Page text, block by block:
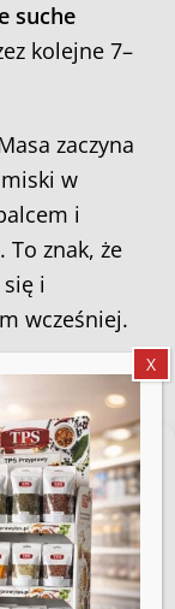
takich jak
do informacji o
dane,
identyfikatory na
może
suche
kolejne 7–
zaczyna
w
i
To znak, że
i
wcześniej.
kotlecik z
się w
X